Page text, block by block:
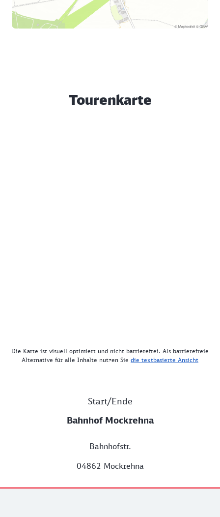
Tourenkarte
Die Karte ist visuell optimiert und nicht barrierefrei. Als barrierefreie
Alternative für alle Inhalte nutzen Sie die textbasierte Ansicht
Start/Ende
Bahnhof Mockrehna
Bahnhofstr.
04862 Mockrehna